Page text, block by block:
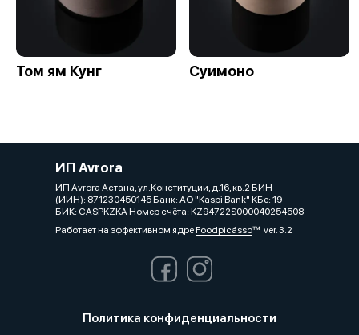
Том ям Кунг Суимоно
ИП Avrora
ИП Avrora Астана, ул.Конституции, д.16, кв.2 БИН
(ИИН): 871230450145 Банк: АО "Kaspi Bank" КБе: 19
БИК: CASPKZKA Номер счёта: KZ94722S000040254508
Работает на эффективном ядреFoodpicássover. 3.2
Политика конфиденциальности